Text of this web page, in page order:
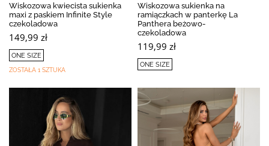
Wiskozowa kwiecista sukienka
maxi z paskiem Infinite Style
czekoladowa
149,99 zł
ONE SIZE
ZOSTAŁA 1 SZTUKA
Wiskozowa sukienka na
ramiączkach w panterkę La
Panthera beżowo-
czekoladowa
119,99 zł
ONE SIZE